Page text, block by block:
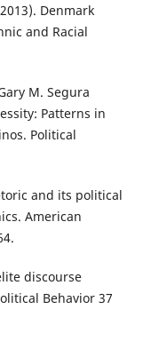
Denmark
and Racial
M. Segura
Patterns in
Political
and its political
American
discourse
Behavior 37